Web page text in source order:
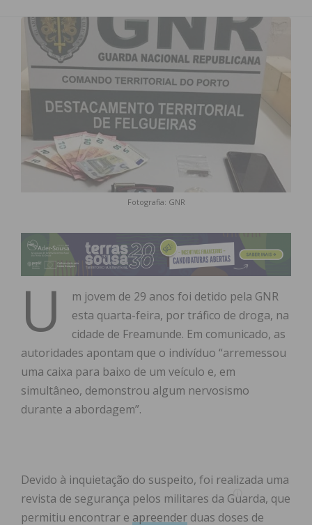
Fotografia: GNR
U
m jovem de 29 anos foi detido pela GNR
esta quarta-feira, por tráfico de droga, na
cidade de Freamunde. Em comunicado, as
autoridades apontam que o indivíduo “arremessou
uma caixa para baixo de um veículo e, em
simultâneo, demonstrou algum nervosismo
durante a abordagem”.
Devido à inquietação do suspeito, foi realizada uma
revista de segurança pelos militares da Guarda, que
permitiu encontrar e apreender duas doses de